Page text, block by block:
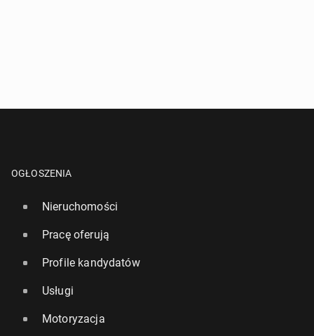
OGŁOSZENIA
Nieruchomości
Pracę oferują
Profile kandydatów
Usługi
Motoryzacja